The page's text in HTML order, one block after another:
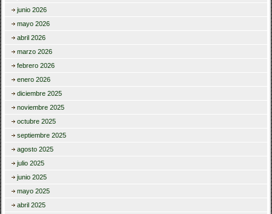
junio 2026
mayo 2026
abril 2026
marzo 2026
febrero 2026
enero 2026
diciembre 2025
noviembre 2025
octubre 2025
septiembre 2025
agosto 2025
julio 2025
junio 2025
mayo 2025
abril 2025